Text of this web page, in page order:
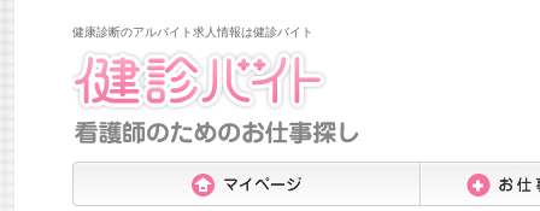
健康診断のアルバイト求人情報は健診バイト